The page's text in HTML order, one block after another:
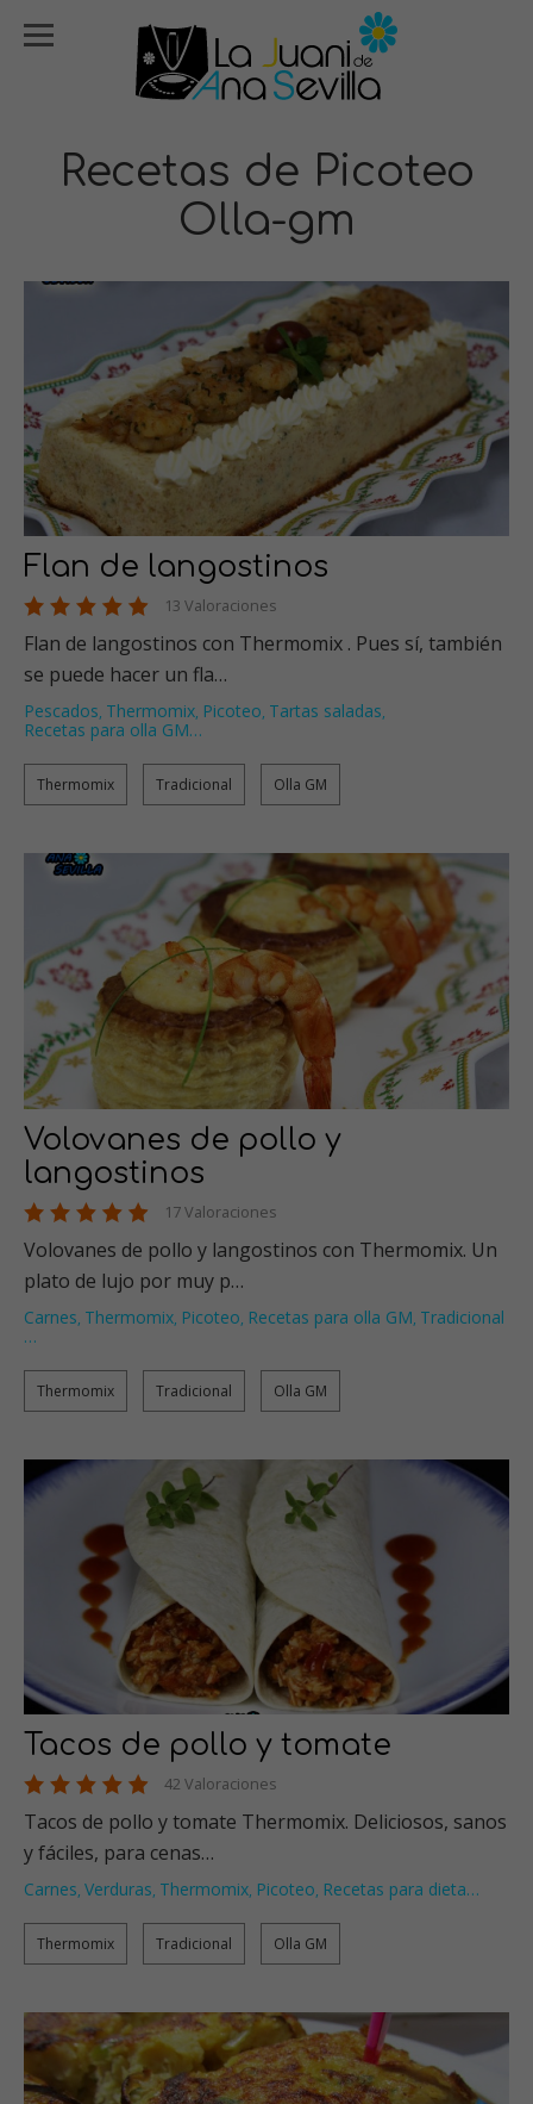
Recetas de Picoteo
Olla-gm
Flan de langostinos
13 Valoraciones
Flan de langostinos con Thermomix . Pues sí, también
se puede hacer un fla…
Pescados, Thermomix, Picoteo, Tartas saladas,
Recetas para olla GM…
Thermomix Tradicional Olla GM
Volovanes de pollo y
langostinos
17 Valoraciones
Volovanes de pollo y langostinos con Thermomix. Un
plato de lujo por muy p…
Carnes, Thermomix, Picoteo, Recetas para olla GM, Tradicional
…
Thermomix Tradicional Olla GM
Tacos de pollo y tomate
42 Valoraciones
Tacos de pollo y tomate Thermomix. Deliciosos, sanos
y fáciles, para cenas…
Carnes, Verduras, Thermomix, Picoteo, Recetas para dieta…
Thermomix Tradicional Olla GM